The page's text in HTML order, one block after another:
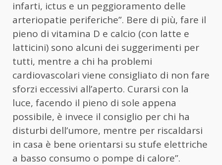
infarti, ictus e un peggioramento delle
arteriopatie periferiche”. Bere di più, fare il
pieno di vitamina D e calcio (con latte e
latticini) sono alcuni dei suggerimenti per
tutti, mentre a chi ha problemi
cardiovascolari viene consigliato di non fare
sforzi eccessivi all’aperto. Curarsi con la
luce, facendo il pieno di sole appena
possibile, è invece il consiglio per chi ha
disturbi dell’umore, mentre per riscaldarsi
in casa è bene orientarsi su stufe elettriche
a basso consumo o pompe di calore”.